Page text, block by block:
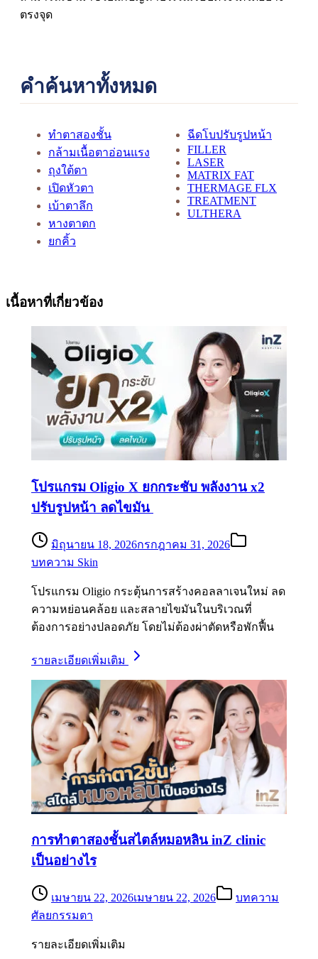
ตรงจุด
คำค้นหาทั้งหมด
ทำตาสองชั้น
กล้ามเนื้อตาอ่อนแรง
ถุงใต้ตา
เปิดหัวตา
เบ้าตาลึก
หางตาตก
ยกคิ้ว
ฉีดโบปรับรูปหน้า
FILLER
LASER
MATRIX FAT
THERMAGE FLX
TREATMENT
ULTHERA
เนื้อหาที่เกี่ยวข้อง
โปรแกรม Oligio X ยกกระชับ พลังงาน x2
ปรับรูปหน้า ลดไขมัน
มิถุนายน 18, 2026กรกฎาคม 31, 2026
บทความ Skin
โปรแกรม Oligio กระตุ้นการสร้างคอลลาเจนใหม่ ลด
ความหย่อนคล้อย และสลายไขมันในบริเวณที่
ต้องการอย่างปลอดภัย โดยไม่ต้องผ่าตัดหรือพักฟื้น
รายละเอียดเพิ่มเติม
การทำตาสองชั้นสไตล์หมอหลิน inZ clinic
เป็นอย่างไร
เมษายน 22, 2026เมษายน 22, 2026
บทความ
ศัลยกรรมตา
รายละเอียดเพิ่มเติม